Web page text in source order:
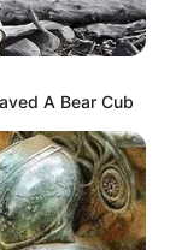
një, shpesh
tre lojtarë të
ishin
A Bear Cub